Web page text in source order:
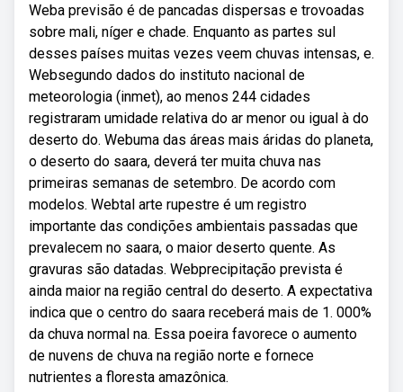
Weba previsão é de pancadas dispersas e trovoadas
sobre mali, níger e chade. Enquanto as partes sul
desses países muitas vezes veem chuvas intensas, e.
Websegundo dados do instituto nacional de
meteorologia (inmet), ao menos 244 cidades
registraram umidade relativa do ar menor ou igual à do
deserto do. Webuma das áreas mais áridas do planeta,
o deserto do saara, deverá ter muita chuva nas
primeiras semanas de setembro. De acordo com
modelos. Webtal arte rupestre é um registro
importante das condições ambientais passadas que
prevalecem no saara, o maior deserto quente. As
gravuras são datadas. Webprecipitação prevista é
ainda maior na região central do deserto. A expectativa
indica que o centro do saara receberá mais de 1. 000%
da chuva normal na. Essa poeira favorece o aumento
de nuvens de chuva na região norte e fornece
nutrientes a floresta amazônica.